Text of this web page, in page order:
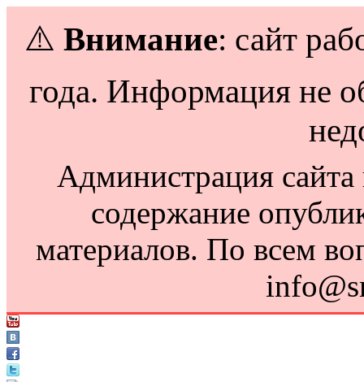
⚠️ Внимание: сайт
года. Информация не
Администрация сайта
содержание
материалов. По всем